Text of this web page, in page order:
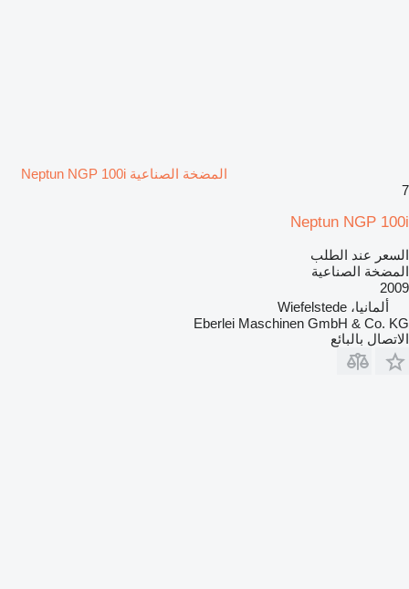
المضخة الصناعية Neptun NGP 100i
7
Neptun NGP 100i
السعر عند الطلب
المضخة الصناعية
2009
ألمانيا، Wiefelstede
Eberlei Maschinen GmbH & Co. KG
الاتصال بالبائع